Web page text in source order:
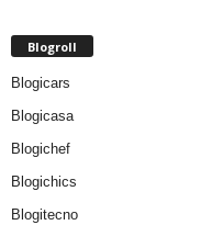
Blogroll
Blogicars
Blogicasa
Blogichef
Blogichics
Blogitecno